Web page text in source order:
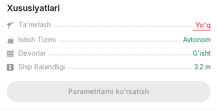
Xususiyatlari
Ta'mirlash Yo'q
Isitish Tizimi
Avtonom
Devorlar
G'isht
Ship Balandligi
3.2 m
Parametrlarni ko'rsatish